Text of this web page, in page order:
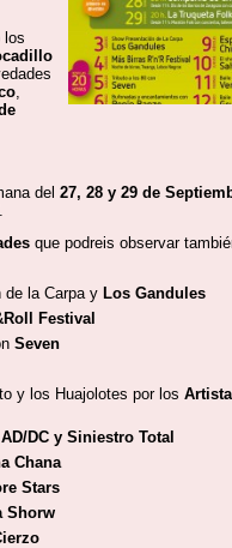
los
,
del 27, 28 y 29 de
que podreis observar
de la Carpa y Los Gandules
Festival
Seven
y los Huajolotes por los
DC y Siniestro Total
Chana
Stars
Shorw